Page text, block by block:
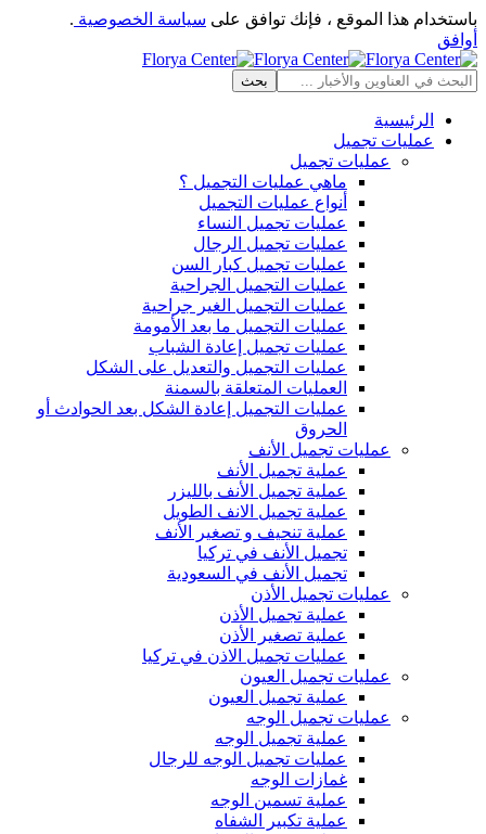
باستخدام هذا الموقع ، فإنك توافق على سياسة الخصوصية .
أوافق
الرئيسية
عمليات تجميل
عمليات تجميل
ماهي عمليات التجميل ؟
أنواع عمليات التجميل
عمليات تجميل النساء
عمليات تجميل الرجال
عمليات تجميل كبار السن
عمليات التجميل الجراحية
عمليات التجميل الغير جراحية
عمليات التجميل ما بعد الأمومة
عمليات تجميل إعادة الشباب
عمليات التجميل والتعديل على الشكل
العمليات المتعلقة بالسمنة
عمليات التجميل إعادة الشكل بعد الحوادث أو
الحروق
عمليات تجميل الأنف
عملية تجميل الأنف
عملية تجميل الأنف بالليزر
عملية تجميل الانف الطويل
عملية تنحيف و تصغير الأنف
تجميل الأنف في تركيا
تجميل الأنف في السعودية
عمليات تجميل الأذن
عملية تجميل الأذن
عملية تصغير الأذن
عمليات تجميل الاذن في تركيا
عمليات تجميل العيون
عملية تجميل العيون
عمليات تجميل الوجه
عملية تجميل الوجه
عمليات تجميل الوجه للرجال
غمازات الوجه
عملية تسمين الوجه
عملية تكبير الشفاه